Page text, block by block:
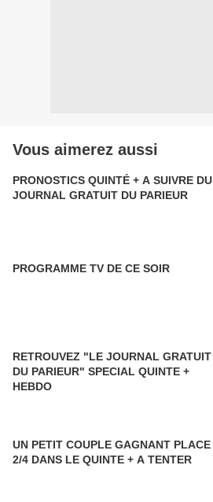
Vous aimerez aussi
PRONOSTICS QUINTÉ + A SUIVRE DU
JOURNAL GRATUIT DU PARIEUR
PROGRAMME TV DE CE SOIR
RETROUVEZ "LE JOURNAL GRATUIT
DU PARIEUR" SPECIAL QUINTE +
HEBDO
UN PETIT COUPLE GAGNANT PLACE
2/4 DANS LE QUINTE + A TENTER